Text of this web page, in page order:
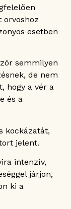
orvoshoz
esetben
semmilyen
de nem
hogy a vér a
és a
kockázatát,
jelent.
intenzív,
járjon,
ki a